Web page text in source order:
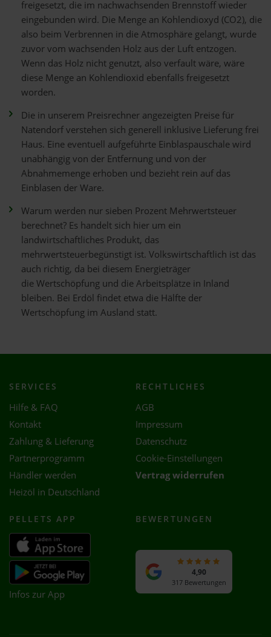
freigesetzt, die im nachwachsenden Brennstoff wieder
eingebunden wird. Die Menge an Kohlendioxyd (CO2), die
also beim Verbrennen in die Atmosphäre gelangt, wurde
zuvor vom wachsenden Holz aus der Luft entzogen.
Wenn das Holz nicht genutzt, also verfault wäre, wäre
diese Menge an Kohlendioxid ebenfalls freigesetzt
worden.
Die in unserem Preisrechner angezeigten Preise für
Natendorf verstehen sich generell inklusive Lieferung frei
Haus. Eine eventuell aufgeführte Einblaspauschale wird
unabhängig von der Entfernung und von der
Abnahmemenge erhoben und bezieht rein auf das
Einblasen der Ware.
Warum werden nur sieben Prozent Mehrwertsteuer
berechnet? Es handelt sich hier um ein
landwirtschaftliches Produkt, das
mehrwertsteuerbegünstigt ist. Volkswirtschaftlich ist das
auch richtig, da bei diesem Energieträger
die Wertschöpfung und die Arbeitsplätze in Inland
bleiben. Bei Erdöl findet etwa die Hälfte der
Wertschöpfung im Ausland statt.
SERVICES
Hilfe & FAQ
Kontakt
Zahlung & Lieferung
Partnerprogramm
Händler werden
Heizöl in Deutschland
RECHTLICHES
AGB
Impressum
Datenschutz
Cookie-Einstellungen
Vertrag widerrufen
PELLETS APP
Infos zur App
BEWERTUNGEN
4,90
317 Bewertungen